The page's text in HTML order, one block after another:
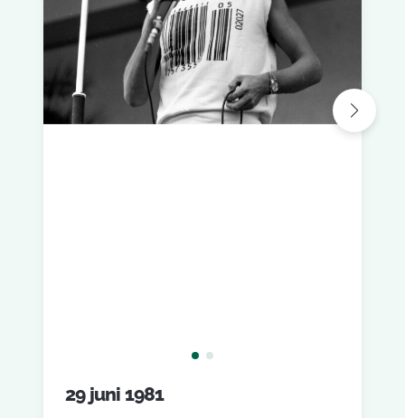
29 juni 1981